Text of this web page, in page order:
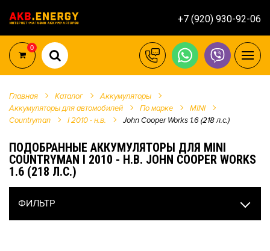
+7 (920) 930-92-06
0
Главная Каталог
Аккумуляторы
Аккумуляторы для автомобилей
По марке
MINI
Countryman
I 2010 - н.в. John Cooper Works 1.6 (218 л.с.)
ПОДОБРАННЫЕ АККУМУЛЯТОРЫ ДЛЯ MINI
COUNTRYMAN I 2010 - Н.В. JOHN COOPER WORKS
1.6 (218 Л.С.)
ФИЛЬТР